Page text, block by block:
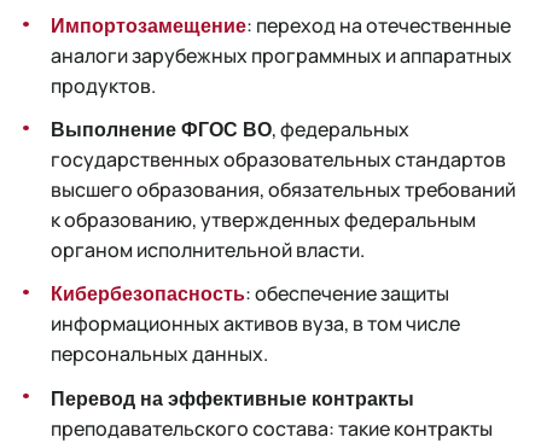
Импортозамещение: переход на отечественные
аналоги зарубежных программных и аппаратных
продуктов.
Выполнение ФГОС ВО, федеральных
государственных образовательных стандартов
высшего образования, обязательных требований
к образованию, утвержденных федеральным
органом исполнительной власти.
Кибербезопасность: обеспечение защиты
информационных активов вуза, в том числе
персональных данных.
Перевод на эффективные контракты
преподавательского состава: такие контракты